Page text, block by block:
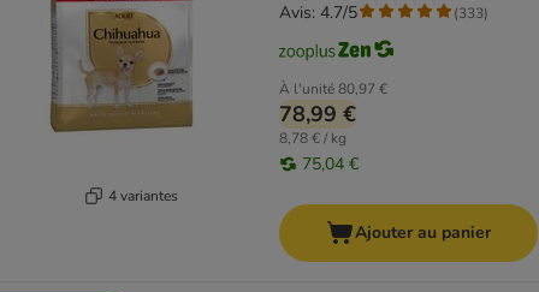
4 variantes
À l'unité80,97 €
78,99 €
8,78 € / kg
75,04 €
Avis: 4.7/5 (333)
Ajouter au panier